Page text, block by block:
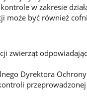
w zakresie
może być również
zwierząt
Dyrektora